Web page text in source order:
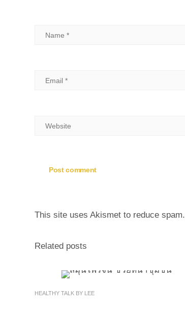
This site uses Akismet to reduce spam.
Related posts
HEALTHY TALK BY LEE